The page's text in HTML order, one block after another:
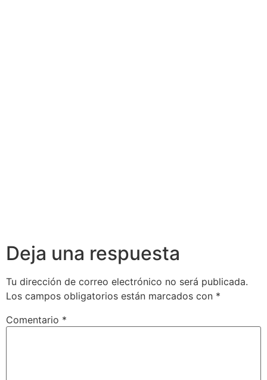
Deja una respuesta
Tu dirección de correo electrónico no será publicada.
Los campos obligatorios están marcados con *
Comentario *